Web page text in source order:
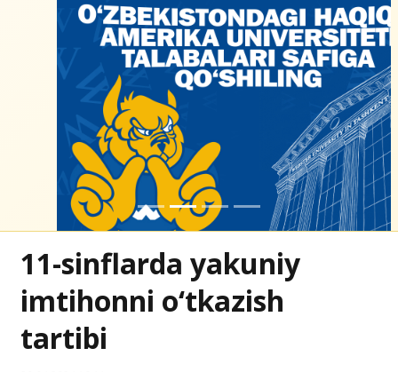
11-sinflarda yakuniy
imtihonni o‘tkazish
tartibi